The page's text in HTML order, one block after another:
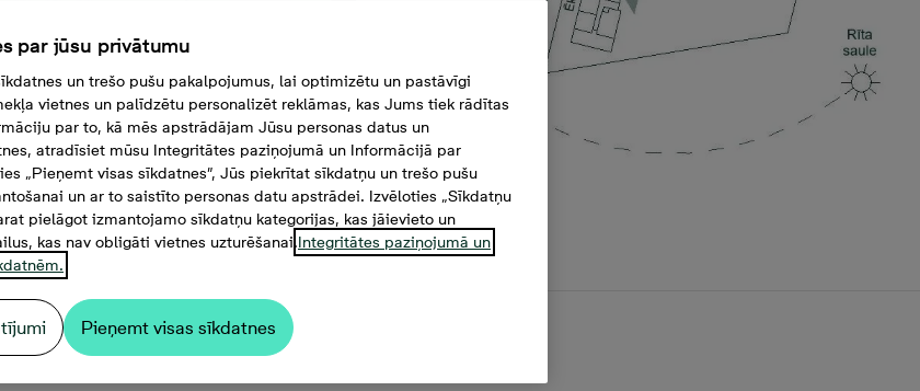
dzīvoklis, Platība 91,7 m²
par jūsu privātumu
un trešo pušu pakalpojumus, lai optimizētu un pastāvīgi
vietnes un palīdzētu personalizēt reklāmas, kas Jums tiek rādītas
par to, kā mēs apstrādājam Jūsu personas datus un
atradīsiet mūsu Integritātes paziņojumā un Informācijā par
„Pieņemt visas sīkdatnes”, Jūs piekrītat sīkdatņu un trešo pušu
un ar to saistīto personas datu apstrādei. Izvēloties „Sīkdatņu
pielāgot izmantojamo sīkdatņu kategorijas, kas jāievieto un
kas nav obligāti vietnes uzturēšanai.Integritātes paziņojumā un
Pieņemt visas sīkdatnes